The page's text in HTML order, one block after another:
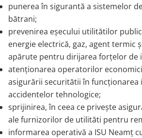
punerea în sigurantă a sistemelor
bătrani;
prevenirea eșecului utilitătilor
energie electrică, gaz, agent
apărute pentru dirijarea forțelor
atenționarea operatorilor
asigurării securitătii în
accidentelor tehnologice;
sprijinirea, în ceea ce privește
ale furnizorilor de utilităti pentru
informarea operativă a ISU Neamț